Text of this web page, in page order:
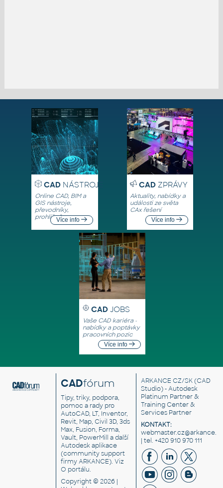
CADNÁSTROJE
Online CAD, BIM a
GIS nástroje,
převodníky,
prohlížečeVíce info
CADZPRÁVY
Aktuality, nabídky a
události ze světa
CAx řešení
Více info
CAD JOBS
Vaše CAD kariéra -
nabídky a poptávky
pracovních pozic
Více info
CADfórum
Tipy, triky, podpora,
pomoc a rady pro
AutoCAD, LT, Inventor,
Revit, Map, Civil 3D, 3ds
Max, Fusion, Forma,
Vault, PowerMill a další
Autodesk aplikace
(community support
firmy ARKANCE). Viz
O portálu.
Copyright © 2026 |
ARKANCE CZ/SK(CAD
Studio) - Autodesk
Platinum Partner &
Training Center &
Services Partner
KONTAKT:
| tel. +420 910 970 111